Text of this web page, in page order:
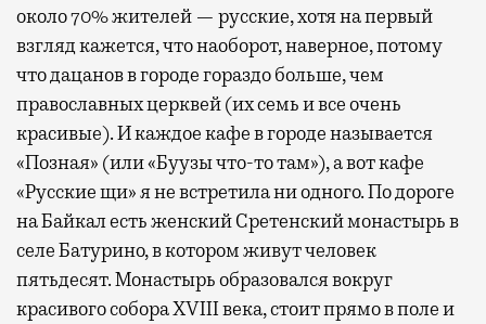
около 70% жителей — русские, хотя на первый
взгляд кажется, что наоборот, наверное, потому
что дацанов в городе гораздо больше, чем
православных церквей (их семь и все очень
красивые). И каждое кафе в городе называется
«Позная» (или «Буузы что-то там»), а вот кафе
«Русские щи» я не встретила ни одного. По дороге
на Байкал есть женский Сретенский монастырь в
селе Батурино, в котором живут человек
пятьдесят. Монастырь образовался вокруг
красивого собора XVIII века, стоит прямо в поле и